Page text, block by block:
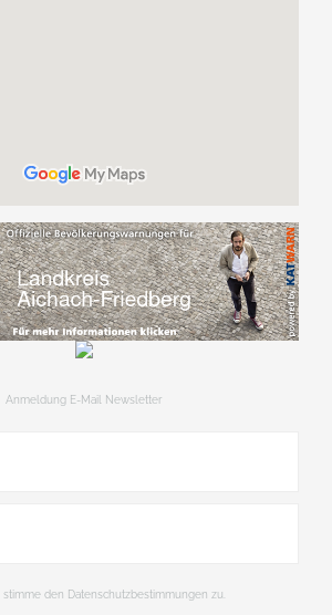
Anmeldung E-Mail Newsletter
stimme den Datenschutzbestimmungen zu.